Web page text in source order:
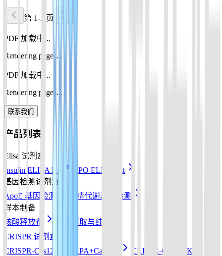
第 1-1 页
PDF 加载中...
Rendering pages...
PDF 加载中...
Rendering pages...
联系我们
产品列表
Elisa 试剂盒
Insulin ELISA Kit
EPO ELISA Kit
基因检测试剂盒
ApoE 基因检测
酒精代谢基因检测
样本制备
核酸释放剂
核酸提取与纯化
CRISPR 试剂盒
CRISPR-Cas12a Kit (RPA+Cas12a)
CRISPR-Cas13a Kit